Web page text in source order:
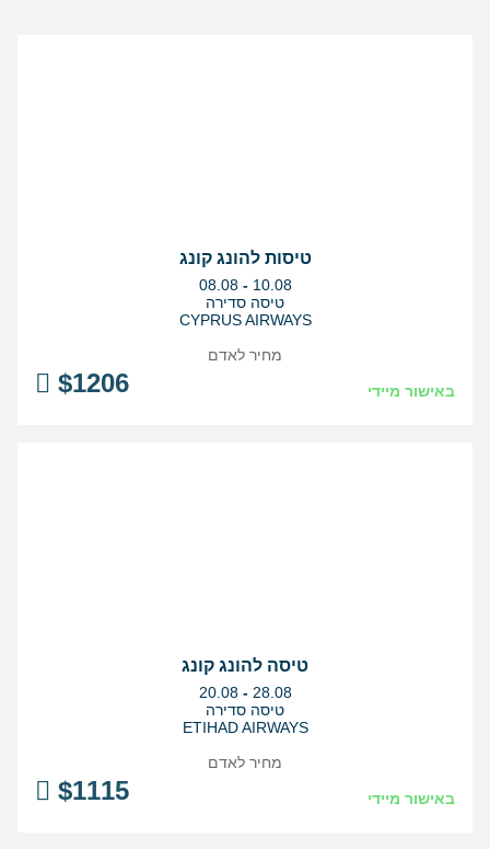
טיסות להונג קונג
בין
התאריכים,
08.08 - 10.08
טיסה סדירה
CYPRUS AIRWAYS
באישור מיידי $1206
מחיר לאדם
טיסה להונג קונג
בין
התאריכים,
20.08 - 28.08
טיסה סדירה
ETIHAD AIRWAYS
באישור מיידי $1115
מחיר לאדם